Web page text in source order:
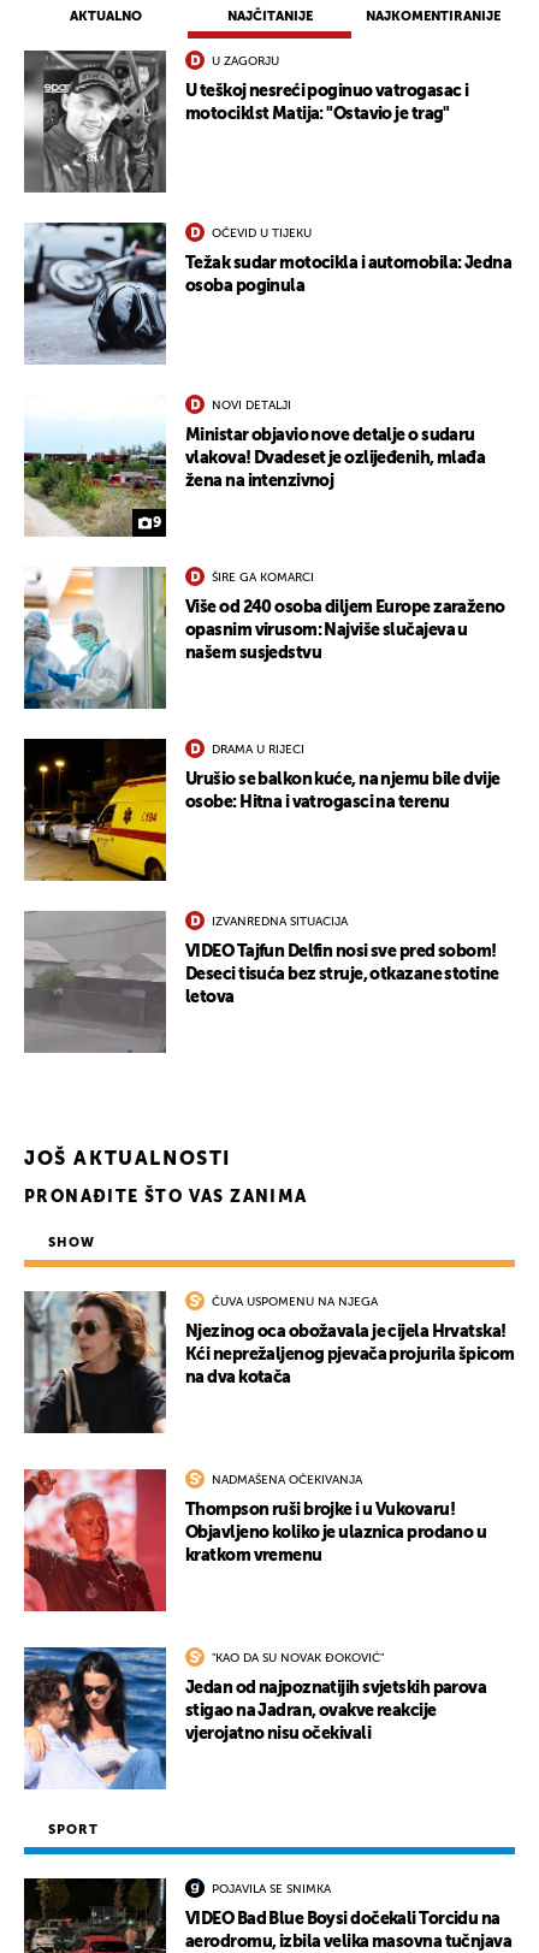
AKTUALNO NAJČITANIJE NAJKOMENTIRANIJE
U ZAGORJU
U teškoj nesreći poginuo vatrogasac i
motociklst Matija: "Ostavio je trag"
OČEVID U TIJEKU
Težak sudar motocikla i automobila: Jedna
osoba poginula
9
NOVI DETALJI
Ministar objavio nove detalje o sudaru
vlakova! Dvadeset je ozlijeđenih, mlađa
žena na intenzivnoj
ŠIRE GA KOMARCI
Više od 240 osoba diljem Europe zaraženo
opasnim virusom: Najviše slučajeva u
našem susjedstvu
DRAMA U RIJECI
Urušio se balkon kuće, na njemu bile dvije
osobe: Hitna i vatrogasci na terenu
IZVANREDNA SITUACIJA
VIDEO Tajfun Delfin nosi sve pred sobom!
Deseci tisuća bez struje, otkazane stotine
letova
JOŠ AKTUALNOSTI
PRONAĐITE ŠTO VAS ZANIMA
SHOW
ČUVA USPOMENU NA NJEGA
Njezinog oca obožavala je cijela Hrvatska!
Kći neprežaljenog pjevača projurila špicom
na dva kotača
NADMAŠENA OČEKIVANJA
Thompson ruši brojke i u Vukovaru!
Objavljeno koliko je ulaznica prodano u
kratkom vremenu
"KAO DA SU NOVAK ĐOKOVIĆ"
Jedan od najpoznatijih svjetskih parova
stigao na Jadran, ovakve reakcije
vjerojatno nisu očekivali
SPORT
POJAVILA SE SNIMKA
VIDEO Bad Blue Boysi dočekali Torcidu na
aerodromu, izbila velika masovna tučnjava
UKLJUČITE NOTIFIKACIJE